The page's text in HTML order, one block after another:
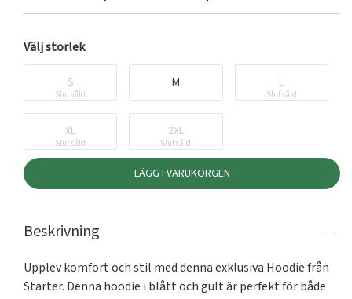
Välj storlek
S
Slutsåld
M L
Slutsåld
XL
Slutsåld
2XL
Slutsåld
LÄGG I VARUKORGEN
Beskrivning
Upplev komfort och stil med denna exklusiva Hoodie från
Starter. Denna hoodie i blått och gult är perfekt för både